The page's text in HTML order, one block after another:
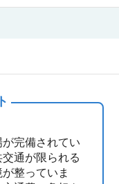
完備されてい
通が限られる
整っていま